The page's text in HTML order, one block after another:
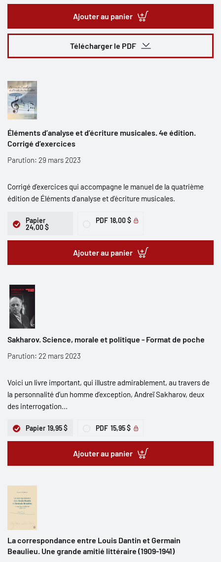
Ajouter au panier
Télécharger le PDF
Éléments d’analyse et d’écriture musicales. 4e édition.
Corrigé d’exercices
Parution: 29 mars 2023
Corrigé d’exercices qui accompagne le manuel de la quatrième
édition de Éléments d’analyse et d’écriture musicales.
Papier
24,00 $
PDF 18,00 $
Ajouter au panier
Sakharov. Science, morale et politique - Format de poche
Parution: 22 mars 2023
Voici un livre important, qui illustre admirablement, au travers de
la personnalité d’un homme d’exception, Andreï Sakharov, deux
des interrogation...
Papier 19,95 $ PDF 15,95 $
Ajouter au panier
La correspondance entre Louis Dantin et Germain
Beaulieu. Une grande amitié littéraire (1909-1941)